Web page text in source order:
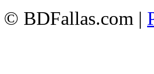
© BDFallas.com |